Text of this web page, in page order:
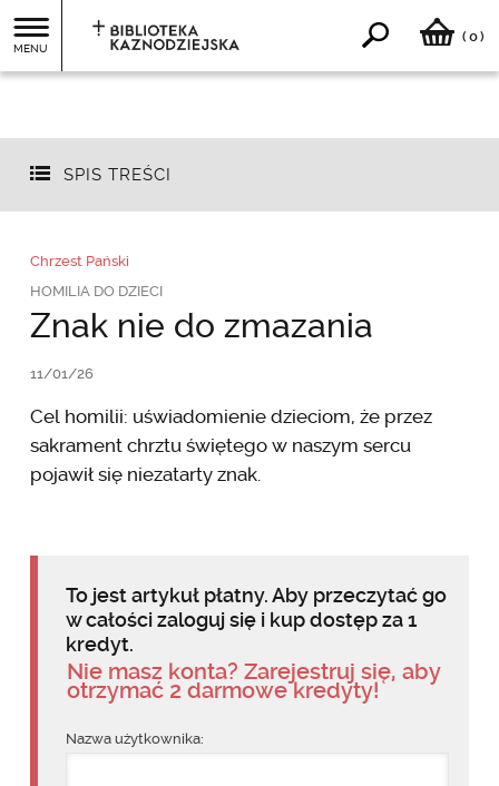
MENU
( 0)
SPIS TREŚCI
Chrzest Pański
HOMILIA DO DZIECI
Znak nie do zmazania
11/01/26
Cel homilii: uświadomienie dzieciom, że przez
sakrament chrztu świętego w naszym sercu
pojawił się niezatarty znak.
To jest artykuł płatny. Aby przeczytać go
w całości zaloguj się i kup dostęp za 1
kredyt.
Nie masz konta? Zarejestruj się, aby
otrzymać 2 darmowe kredyty!
Nazwa użytkownika: